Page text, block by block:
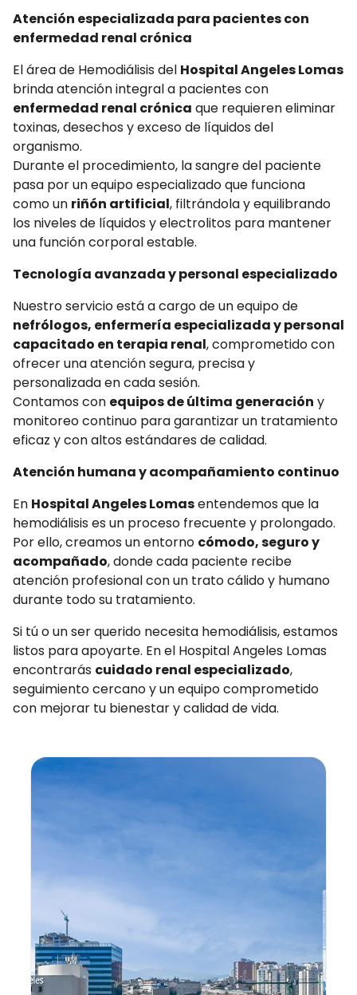
Atención especializada para pacientes con
enfermedad renal crónica
El área de Hemodiálisis del Hospital Angeles Lomas
brinda atención integral a pacientes con
enfermedad renal crónica que requieren eliminar
toxinas, desechos y exceso de líquidos del
organismo.
Durante el procedimiento, la sangre del paciente
pasa por un equipo especializado que funciona
como un riñón artificial, filtrándola y equilibrando
los niveles de líquidos y electrolitos para mantener
una función corporal estable.
Tecnología avanzada y personal especializado
Nuestro servicio está a cargo de un equipo de
nefrólogos, enfermería especializada y personal
capacitado en terapia renal, comprometido con
ofrecer una atención segura, precisa y
personalizada en cada sesión.
Contamos con equipos de última generación y
monitoreo continuo para garantizar un tratamiento
eficaz y con altos estándares de calidad.
Atención humana y acompañamiento continuo
En Hospital Angeles Lomasentendemos que la
hemodiálisis es un proceso frecuente y prolongado.
Por ello, creamos un entorno cómodo, seguro y
acompañado, donde cada paciente recibe
atención profesional con un trato cálido y humano
durante todo su tratamiento.
Si tú o un ser querido necesita hemodiálisis, estamos
listos para apoyarte. En el Hospital Angeles Lomas
encontrarás cuidado renal especializado,
seguimiento cercano y un equipo comprometido
con mejorar tu bienestar y calidad de vida.